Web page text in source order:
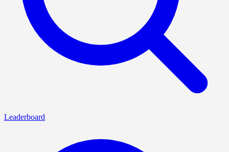
Leaderboard